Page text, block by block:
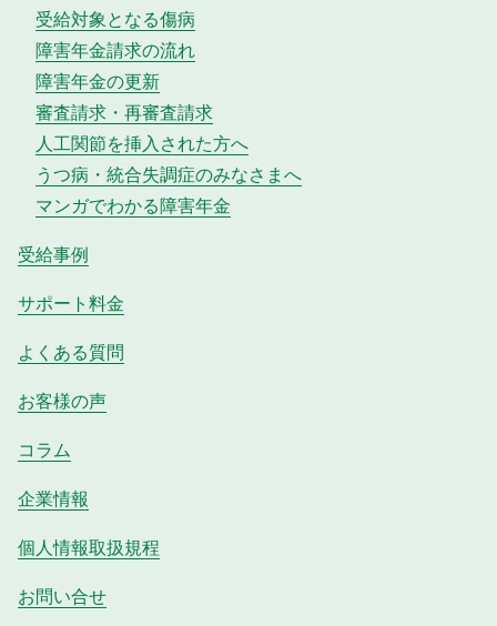
受給対象となる傷病
障害年金請求の流れ
障害年金の更新
審査請求・再審査請求
人工関節を挿入された方へ
うつ病・統合失調症のみなさまへ
マンガでわかる障害年金
受給事例
サポート料金
よくある質問
お客様の声
コラム
企業情報
個人情報取扱規程
お問い合せ